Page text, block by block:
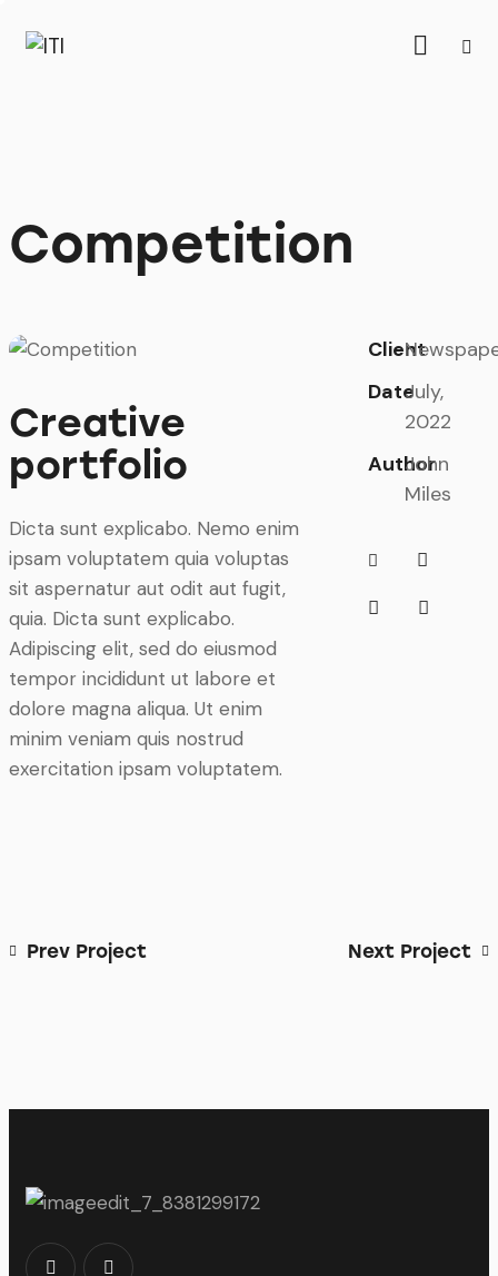
Competition
Creative
portfolio
Dicta sunt explicabo. Nemo enim
ipsam voluptatem quia voluptas
sit aspernatur aut odit aut fugit,
quia. Dicta sunt explicabo.
Adipiscing elit, sed do eiusmod
tempor incididunt ut labore et
dolore magna aliqua. Ut enim
minim veniam quis nostrud
exercitation ipsam voluptatem.
Client
DateJuly,
2022
Author
John
Miles
Prev Project Next Project